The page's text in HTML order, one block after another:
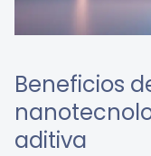
Beneficios
aditiva